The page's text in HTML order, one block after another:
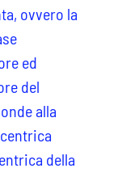
ovvero la
ed
del
alla
della